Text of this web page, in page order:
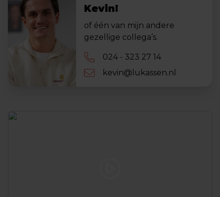
Kevin!
of één van mijn andere
gezellige collega’s.
024 - 323 27 14
kevin@lukassen.nl